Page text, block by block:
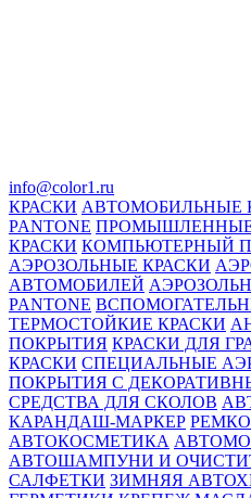
info@color1.ru
КРАСКИ АВТОМОБИЛЬНЫЕ
PANTONE ПРОМЫШЛЕННЫЕ
КРАСКИ КОМПЬЮТЕРНЫЙ
АЭРОЗОЛЬНЫЕ КРАСКИ
АВТОМОБИЛЕЙ
PANTONE
ТЕРМОСТОЙКИЕ КРАСКИ
ПОКРЫТИЯ КРАСКИ ДЛЯ
КРАСКИ СПЕЦИАЛЬНЫЕ
ПОКРЫТИЯ С
СРЕДСТВА ДЛЯ СКОЛОВ
КАРАНДАШ-МАРКЕР
АВТОКОСМЕТИКА
АВТОШАМПУНИ И
САЛФЕТКИ ЗИМНЯЯ